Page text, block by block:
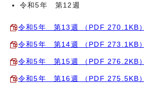
令和5年 第12週
令和5年 第13週 （PDF 270.1KB）
令和5年 第14週 （PDF 273.1KB）
令和5年 第15週 （PDF 276.2KB）
令和5年 第16週 （PDF 275.5KB）